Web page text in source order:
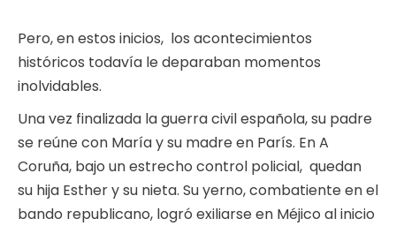
Pero, en estos inicios, los acontecimientos
históricos todavía le deparaban momentos
inolvidables.
Una vez finalizada la guerra civil española, su padre
se reúne con María y su madre en París. En A
Coruña, bajo un estrecho control policial, quedan
su hija Esther y su nieta. Su yerno, combatiente en el
bando republicano, logró exiliarse en Méjico al inicio